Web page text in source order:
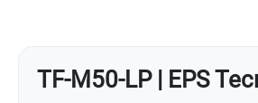
TF-M50-LP | EPS